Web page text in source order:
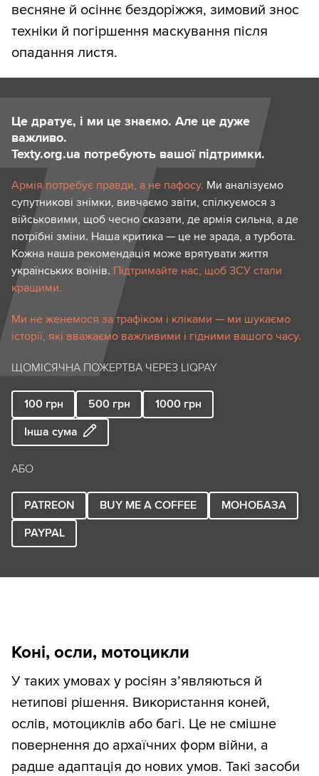
весняне й осіннє бездоріжжя, зимовий знос
техніки й погіршення маскування після
опадання листя.
Це дратує, і ми це знаємо. Але це дуже
важливо.
Texty.org.ua потребують вашої підтримки.
Армія потребує правди, а не пафосу. Ми аналізуємо
супутникові знімки, вивчаємо звіти, спілкуємося з
військовими, щоб чесно сказати, де армія сильна, а де
потрібні зміни. Наша критика — це не зрада, а турбота.
Кожна наша рекомендація може врятувати життя
українських воїнів. Підтримайте нас, щоб ЗСУ стали
кращими.
Ми не женемося за трафіком і кліками — ми шукаємо
історії, які вважаємо важливими і гідними вашого часу.
ЩОМІСЯЧНА ПОЖЕРТВА ЧЕРЕЗ LIQPAY
100 грн 500 грн 1000 грн
Інша сума
АБО
PATREON BUY ME A COFFEE
МОНОБАЗА
PAYPAL
Коні, осли, мотоцикли
У таких умовах у росіян з’являються й
нетипові рішення. Використання коней,
ослів, мотоциклів або багі. Це не смішне
повернення до архаїчних форм війни, а
радше адаптація до нових умов. Такі засоби